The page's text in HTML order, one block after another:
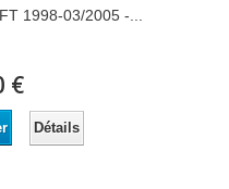
1998-03/2005 -...
€
Détails